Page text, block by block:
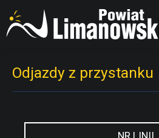
PRZYSTANKI
PRZEWOŹNICY
Odjazdy z przystanku
NR LINII